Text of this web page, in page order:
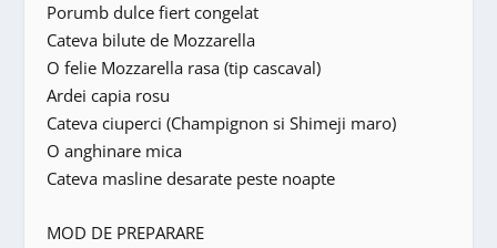
Porumb dulce fiert congelat
Cateva bilute de Mozzarella
O felie Mozzarella rasa (tip cascaval)
Ardei capia rosu
Cateva ciuperci (Champignon si Shimeji maro)
O anghinare mica
Cateva masline desarate peste noapte
MOD DE PREPARARE